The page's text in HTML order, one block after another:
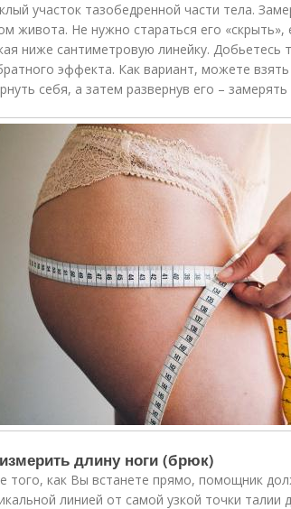
участок тазобедренной части тела.
живота. Не нужно стараться его «скрыть»,
ниже сантиметровую линейку. Добьетесь
эффекта. Как вариант, можете
себя, а затем развернув его – замерять
длину ноги (брюк)
того, как Вы встанете прямо, помощник
линией от самой узкой точки талии